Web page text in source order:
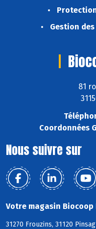
Gestion
81
Coordonnées
Nous suivre sur
Votre magasin Biocoop
31270 Frouzins, 31120